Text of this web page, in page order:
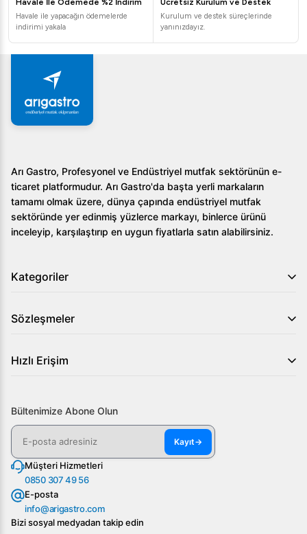
Havale İle Ödemede %2 İndirim
Havale ile yapacağın ödemelerde
indirimi yakala
Ücretsiz Kurulum ve Destek
Kurulum ve destek süreçlerinde
yanınızdayız.
Arı Gastro, Profesyonel ve Endüstriyel mutfak sektörünün e-
ticaret platformudur. Arı Gastro'da başta yerli markaların
tamamı olmak üzere, dünya çapında endüstriyel mutfak
sektöründe yer edinmiş yüzlerce markayı, binlerce ürünü
inceleyip, karşılaştırıp en uygun fiyatlarla satın alabilirsiniz.
Kategoriler
Sözleşmeler
Hızlı Erişim
Bültenimize Abone Olun
Kayıt→
Müşteri Hizmetleri
0850 307 49 56
E-posta
info@arigastro.com
Bizi sosyal medyadan takip edin